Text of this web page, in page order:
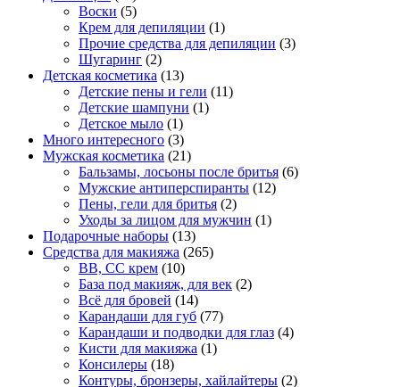
Воски (5)
Крем для депиляции (1)
Прочие средства для депиляции (3)
Шугаринг (2)
Детская косметика (13)
Детские пены и гели (11)
Детские шампуни (1)
Детское мыло (1)
Много интересного (3)
Мужская косметика (21)
Бальзамы, лосьоны после бритья (6)
Мужские антиперспиранты (12)
Пены, гели для бритья (2)
Уходы за лицом для мужчин (1)
Подарочные наборы (13)
Средства для макияжа (265)
BB, CC крем (10)
База под макияж, для век (2)
Всё для бровей (14)
Карандаши для губ (77)
Карандаши и подводки для глаз (4)
Кисти для макияжа (1)
Консилеры (18)
Контуры, бронзеры, хайлайтеры (2)